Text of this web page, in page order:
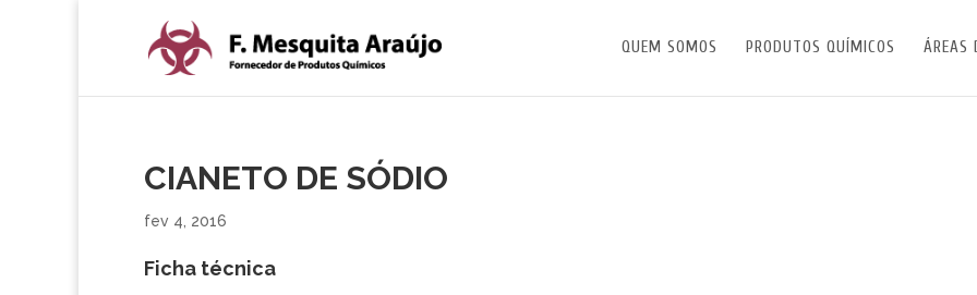
QUEM SOMOS PRODUTOS QUÍMICOS ÁREAS
CIANETO DE SÓDIO
fev 4, 2016
Ficha técnica